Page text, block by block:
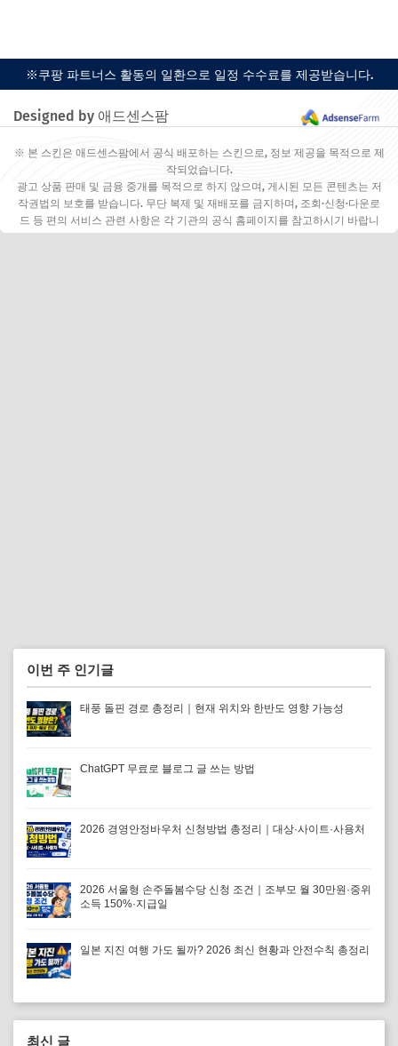
※쿠팡 파트너스 활동의 일환으로 일정 수수료를 제공받습니다.
Designed by 애드센스팜
※ 본 스킨은 애드센스팜에서 공식 배포하는 스킨으로, 정보 제공을 목적으로 제
작되었습니다.
광고 상품 판매 및 금융 중개를 목적으로 하지 않으며, 게시된 모든 콘텐츠는 저
작권법의 보호를 받습니다. 무단 복제 및 재배포를 금지하며, 조회·신청·다운로
드 등 편의 서비스 관련 사항은 각 기관의 공식 홈페이지를 참고하시기 바랍니
이번 주 인기글
태풍 돌핀 경로 총정리｜현재 위치와 한반도 영향 가능성
ChatGPT 무료로 블로그 글 쓰는 방법
2026 경영안정바우처 신청방법 총정리｜대상·사이트·사용처
2026 서울형 손주돌봄수당 신청 조건｜조부모 월 30만원·중위
소득 150%·지급일
일본 지진 여행 가도 될까? 2026 최신 현황과 안전수칙 총정리
최신 글